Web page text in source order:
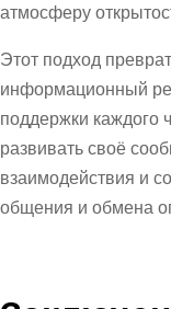
атмосферу
Этот подход
информационный
поддержки каждого
развивать своё
взаимодействия и
общения и обмена